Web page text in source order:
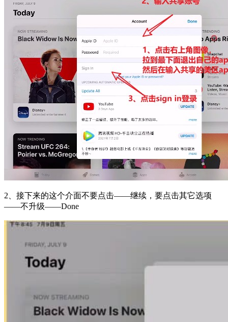
2、接下来的这个介面不要点击——继续，要点击其它选项
——不升级——Done